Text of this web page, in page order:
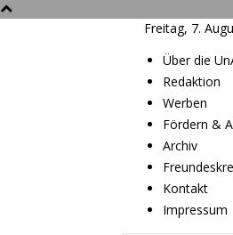
Freitag, 7.
Über die
Redaktion
Werben
Fördern &
Archiv
Kontakt
Impressum